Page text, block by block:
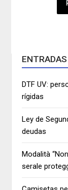
DTF UV:
rígidas
Ley de
deudas
Modalità
serale